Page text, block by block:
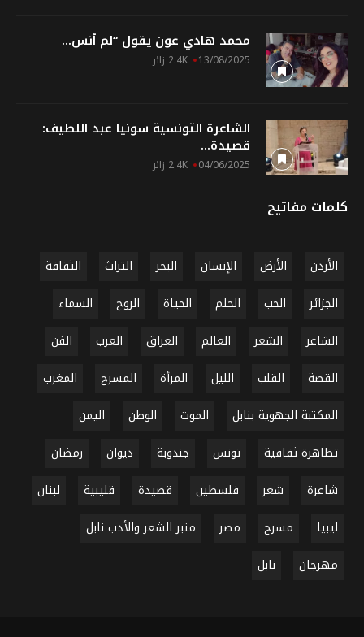
محمد هادي عون يقول “لم أنس...
13/08/2025 2.4K زائر
الشاعرة التونسية سونيا عبد اللطيف:
قصيدة...
04/06/2025 2.4K زائر
كلمات مفاتيح
الأردن الأرض الإنسان البحر التراث
الثقافة
الجزائر
الحب الحلم الحياة الروح
السماء
الشاعر
الشعر العالم العراق العرب
الفن
القصة
القلب الليل المرأة المسرح
المغرب
المكتبة الجهوية بنابل
الموت الوطن
اليمن
تظاهرة ثقافية
تونس جندوبة ديوان
رمضان
شاعرة
شعر فلسطين قصيدة قليبية
لبنان
ليبيا
مسرح مصر
منبر الشعر والأدب نابل
مهرجان
نابل